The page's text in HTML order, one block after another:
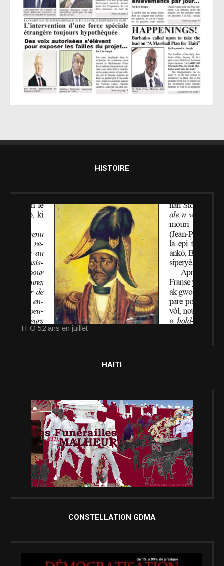
HISTOIRE
H-O 52 ans en juillet
HAITI
CONSTELLATION GDMA